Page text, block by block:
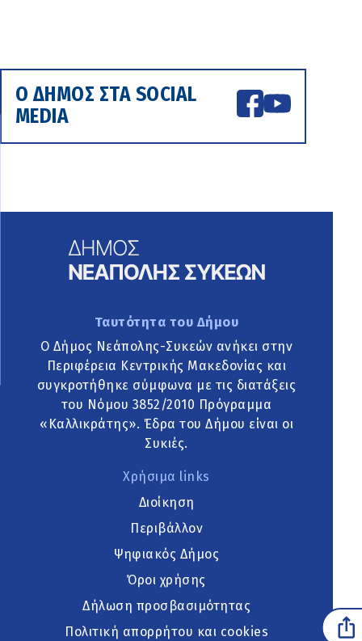
Ο ΔΗΜΟΣ ΣΤΑ SOCIAL
MEDIA
Ταυτότητα του Δήμου
Ο Δήμος Νεάπολης-Συκεών ανήκει στην
Περιφέρεια Κεντρικής Μακεδονίας και
συγκροτήθηκε σύμφωνα με τις διατάξεις
του Νόμου 3852/2010 Πρόγραμμα
«Καλλικράτης». Έδρα του Δήμου είναι οι
Συκιές.
Χρήσιμα links
Διοίκηση
Περιβάλλον
Ψηφιακός Δήμος
Όροι χρήσης
Δήλωση προσβασιμότητας
Πολιτική απορρήτου και cookies